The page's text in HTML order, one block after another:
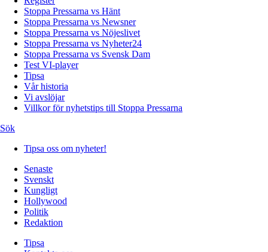
Stoppa Pressarna vs Hänt
Stoppa Pressarna vs Newsner
Stoppa Pressarna vs Nöjeslivet
Stoppa Pressarna vs Nyheter24
Stoppa Pressarna vs Svensk Dam
Test VI-player
Tipsa
Vår historia
Vi avslöjar
Villkor för nyhetstips till Stoppa Pressarna
Sök
Tipsa oss om nyheter!
Senaste
Svenskt
Kungligt
Hollywood
Politik
Redaktion
Tipsa